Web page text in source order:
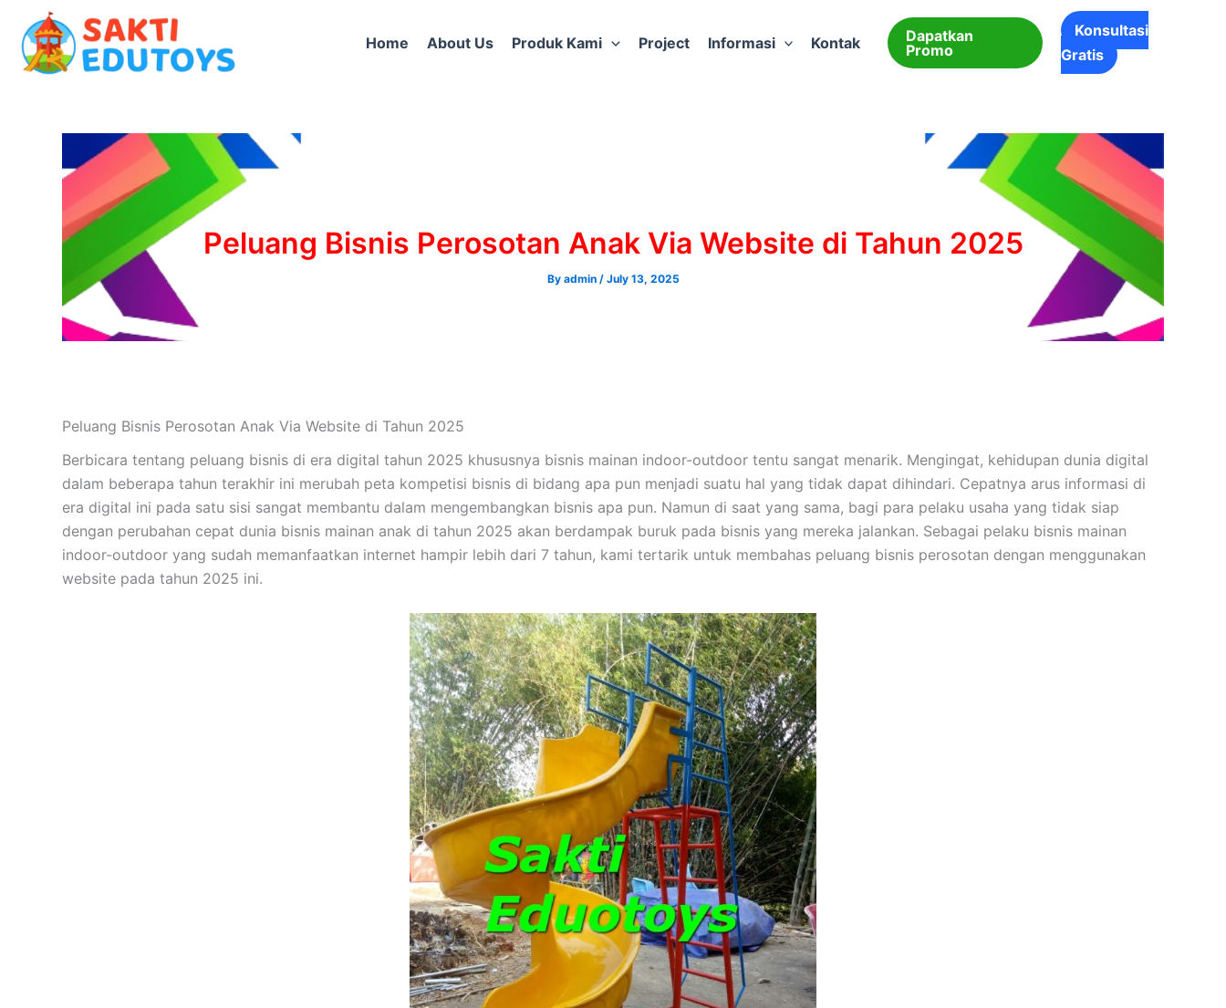
content
Home About Us Produk Kami Project Informasi Kontak
Dapatkan
Promo
Konsultasi
Gratis
Peluang Bisnis Perosotan Anak Via Website di Tahun 2025
By admin / July 13, 2025
Peluang Bisnis Perosotan Anak Via Website di Tahun 2025
Berbicara tentang peluang bisnis di era digital tahun 2025 khususnya bisnis mainan indoor-outdoor tentu sangat menarik. Mengingat, kehidupan dunia digital
dalam beberapa tahun terakhir ini merubah peta kompetisi bisnis di bidang apa pun menjadi suatu hal yang tidak dapat dihindari. Cepatnya arus informasi di
era digital ini pada satu sisi sangat membantu dalam mengembangkan bisnis apa pun. Namun di saat yang sama, bagi para pelaku usaha yang tidak siap
dengan perubahan cepat dunia bisnis mainan anak di tahun 2025 akan berdampak buruk pada bisnis yang mereka jalankan. Sebagai pelaku bisnis mainan
indoor-outdoor yang sudah memanfaatkan internet hampir lebih dari 7 tahun, kami tertarik untuk membahas peluang bisnis perosotan dengan menggunakan
website pada tahun 2025 ini.